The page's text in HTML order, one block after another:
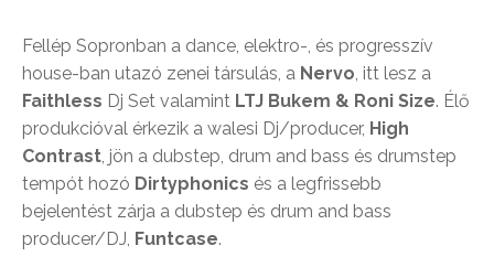
Fellép Sopronban a dance, elektro-, és progresszív
house-ban utazó zenei társulás, a Nervo, itt lesz a
Faithless Dj Set valamint LTJ Bukem & Roni Size. Élő
produkcióval érkezik a walesi Dj/producer, High
Contrast, jön a dubstep, drum and bass és drumstep
tempót hozó Dirtyphonics és a legfrissebb
bejelentést zárja a dubstep és drum and bass
producer/DJ, Funtcase.